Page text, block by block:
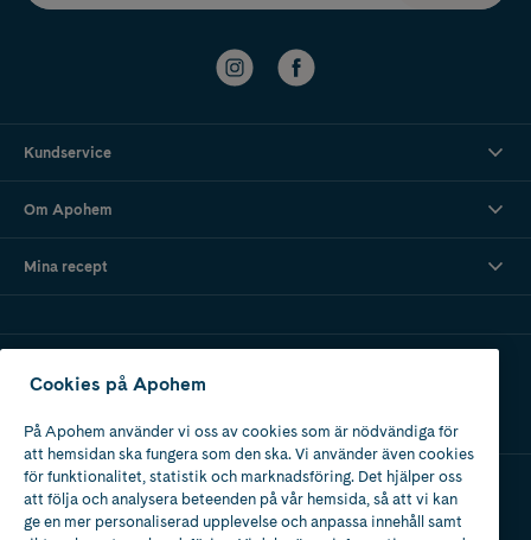
Kundservice
Om Apohem
Mina recept
Apotek med tillstånd
av Läkemedelsverket
Cookies på Apohem
På Apohem använder vi oss av cookies som är nödvändiga för
att hemsidan ska fungera som den ska. Vi använder även cookies
för funktionalitet, statistik och marknadsföring. Det hjälper oss
att följa och analysera beteenden på vår hemsida, så att vi kan
ge en mer personaliserad upplevelse och anpassa innehåll samt